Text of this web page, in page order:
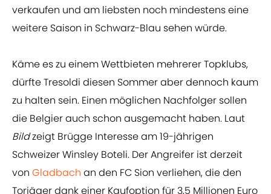
verkaufen und am liebsten noch mindestens eine
weitere Saison in Schwarz-Blau sehen würde.
Käme es zu einem Wettbieten mehrerer Topklubs,
dürfte Tresoldi diesen Sommer aber dennoch kaum
zu halten sein. Einen möglichen Nachfolger sollen
die Belgier auch schon ausgemacht haben. Laut
Bildzeigt Brügge Interesse am 19-jährigen
Schweizer Winsley Boteli. Der Angreifer ist derzeit
von Gladbach an den FC Sion verliehen, die den
Torjäger dank einer Kaufoption für 3,5 Millionen Euro